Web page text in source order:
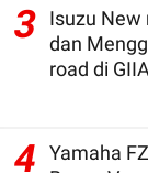
3
Isuzu New
dan
road di
4
Yamaha